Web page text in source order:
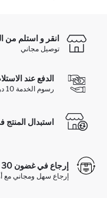
انقر و استلم من
توصيل مجاني
الدفع عند
رسوم الخدمة 10 درهم
استبدال المنتج
إرجاع في غضون 30 يوماً
إرجاع سهل ومجاني مع